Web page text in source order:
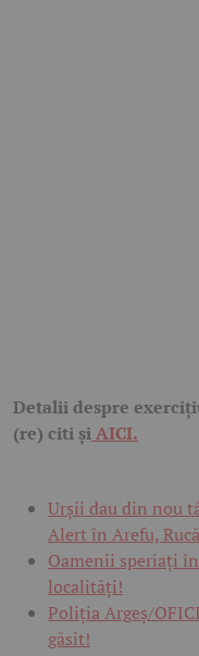
Detalii despre
(re) citi șiAICI.
Urșii dau din nou
Alert în Arefu,
Oamenii speriați
localități!
Poliția Argeș/
găsit!